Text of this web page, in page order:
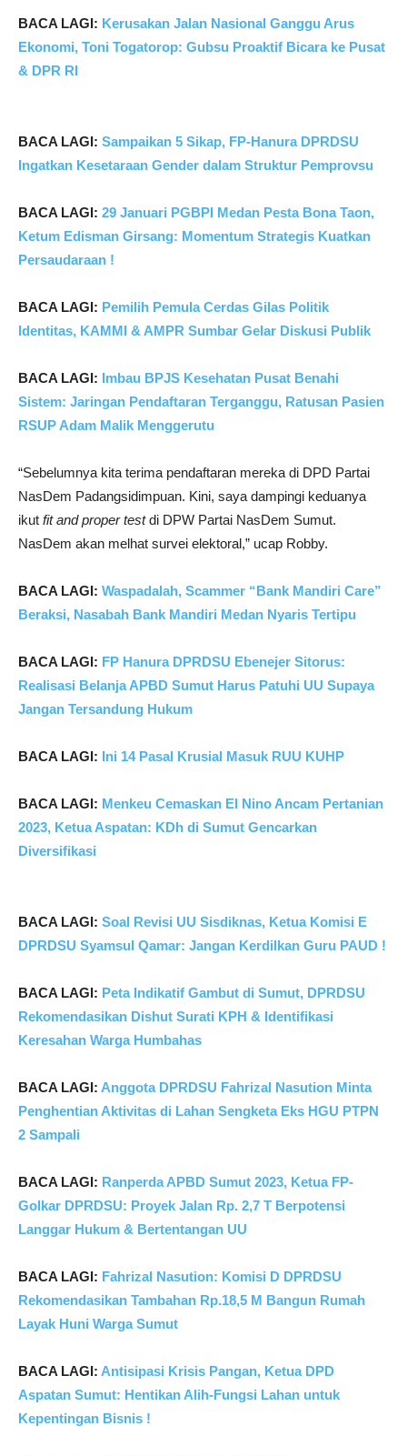
BACA LAGI: Kerusakan Jalan Nasional Ganggu Arus
Ekonomi, Toni Togatorop: Gubsu Proaktif Bicara ke Pusat
& DPR RI
BACA LAGI: Sampaikan 5 Sikap, FP-Hanura DPRDSU
Ingatkan Kesetaraan Gender dalam Struktur Pemprovsu
BACA LAGI: 29 Januari PGBPI Medan Pesta Bona Taon,
Ketum Edisman Girsang: Momentum Strategis Kuatkan
Persaudaraan !
BACA LAGI: Pemilih Pemula Cerdas Gilas Politik
Identitas, KAMMI & AMPR Sumbar Gelar Diskusi Publik
BACA LAGI: Imbau BPJS Kesehatan Pusat Benahi
Sistem: Jaringan Pendaftaran Terganggu, Ratusan Pasien
RSUP Adam Malik Menggerutu
“Sebelumnya kita terima pendaftaran mereka di DPD Partai
NasDem Padangsidimpuan. Kini, saya dampingi keduanya
ikut fit and proper testdi DPW Partai NasDem Sumut.
NasDem akan melhat survei elektoral,” ucap Robby.
BACA LAGI: Waspadalah, Scammer “Bank Mandiri Care”
Beraksi, Nasabah Bank Mandiri Medan Nyaris Tertipu
BACA LAGI: FP Hanura DPRDSU Ebenejer Sitorus:
Realisasi Belanja APBD Sumut Harus Patuhi UU Supaya
Jangan Tersandung Hukum
BACA LAGI: Ini 14 Pasal Krusial Masuk RUU KUHP
BACA LAGI: Menkeu Cemaskan El Nino Ancam Pertanian
2023, Ketua Aspatan: KDh di Sumut Gencarkan
Diversifikasi
BACA LAGI: Soal Revisi UU Sisdiknas, Ketua Komisi E
DPRDSU Syamsul Qamar: Jangan Kerdilkan Guru PAUD !
BACA LAGI: Peta Indikatif Gambut di Sumut, DPRDSU
Rekomendasikan Dishut Surati KPH & Identifikasi
Keresahan Warga Humbahas
BACA LAGI: Anggota DPRDSU Fahrizal Nasution Minta
Penghentian Aktivitas di Lahan Sengketa Eks HGU PTPN
2 Sampali
BACA LAGI: Ranperda APBD Sumut 2023, Ketua FP-
Golkar DPRDSU: Proyek Jalan Rp. 2,7 T Berpotensi
Langgar Hukum & Bertentangan UU
BACA LAGI: Fahrizal Nasution: Komisi D DPRDSU
Rekomendasikan Tambahan Rp.18,5 M Bangun Rumah
Layak Huni Warga Sumut
BACA LAGI: Antisipasi Krisis Pangan, Ketua DPD
Aspatan Sumut: Hentikan Alih-Fungsi Lahan untuk
Kepentingan Bisnis !